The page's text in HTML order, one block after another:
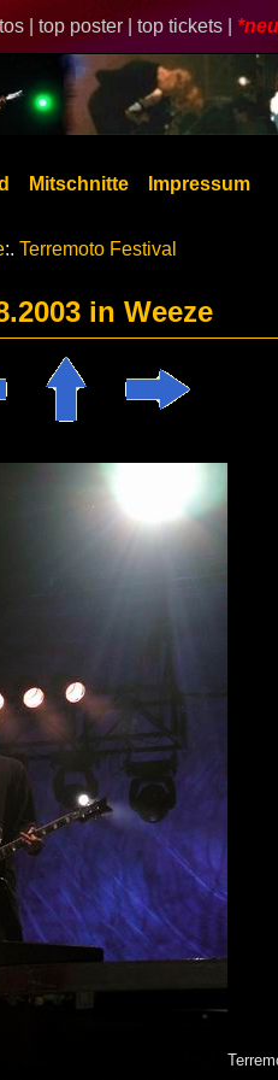
| top poster | top tickets |
Mitschnitte Impressum
:. Terremoto Festival
in Weeze